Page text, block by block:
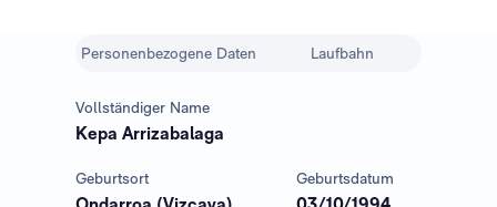
Personenbezogene Daten Laufbahn
Vollständiger Name
Kepa Arrizabalaga
Geburtsort Geburtsdatum